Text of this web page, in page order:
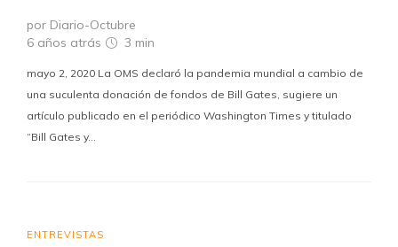
por Diario-Octubre
6 años atrás
3 min
mayo 2, 2020 La OMS declaró la pandemia mundial a cambio de
una suculenta donación de fondos de Bill Gates, sugiere un
artículo publicado en el periódico Washington Times y titulado
“Bill Gates y…
ENTREVISTAS